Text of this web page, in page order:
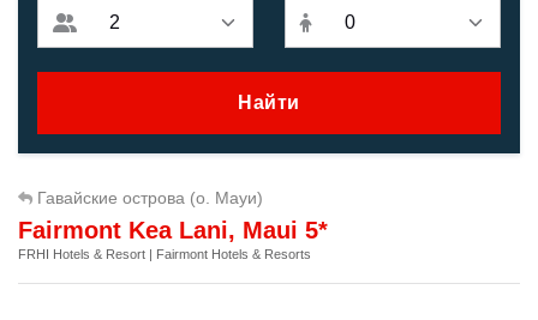
Найти
Гавайские острова (о. Мауи)
Fairmont Kea Lani, Maui 5*
FRHI Hotels & Resort | Fairmont Hotels & Resorts